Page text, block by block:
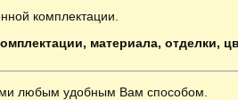
комплектации.
материала, отделки,
любым удобным Вам способом.